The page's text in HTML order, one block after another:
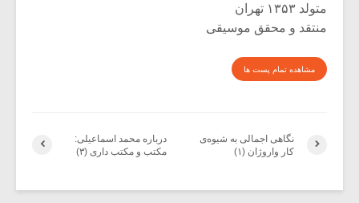
متولد ۱۳۵۳ تهران
منتقد و محقق موسیقی
مشاهده تمام پست ها
درباره محمد اسماعیلی:
مکتب و مکتب داری (۳)
نگاهی اجمالی به شیوه‌ی
کار واروژان (۱)